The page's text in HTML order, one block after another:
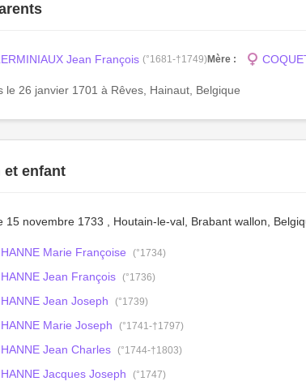
Jean François (°1681-†1749)Mère :
le 26 janvier 1701 à Rêves, Hainaut, Belgique
et enfant
15 novembre 1733 , Houtain-le-val, Brabant wallon,
HANNE Marie Françoise (°1734)
HANNE Jean François (°1736)
HANNE Jean Joseph (°1739)
HANNE Marie Joseph (°1741-†1797)
HANNE Jean Charles (°1744-†1803)
HANNE Jacques Joseph (°1747)